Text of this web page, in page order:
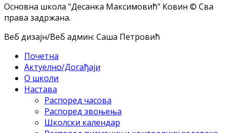
Основна школа "Десанка Максимовић" Ковин © Сва
права задржана.
Веб дизајн/Веб админ: Саша Петровић
Почетна
Актуелно/Догађаји
О школи
Настава
Распоред часова
Распоред звоњења
Школски календар